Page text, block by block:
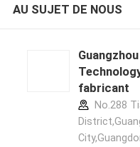
AU SUJET DE NOUS
fabricant
No.288